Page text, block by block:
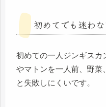
初めてでも迷わ
初めての一人ジンギスカ
やマトンを一人前、野菜
と失敗しにくいです。